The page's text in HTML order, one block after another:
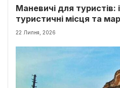
Маневичі для туристів:
туристичні місця та
22 Липня, 2026